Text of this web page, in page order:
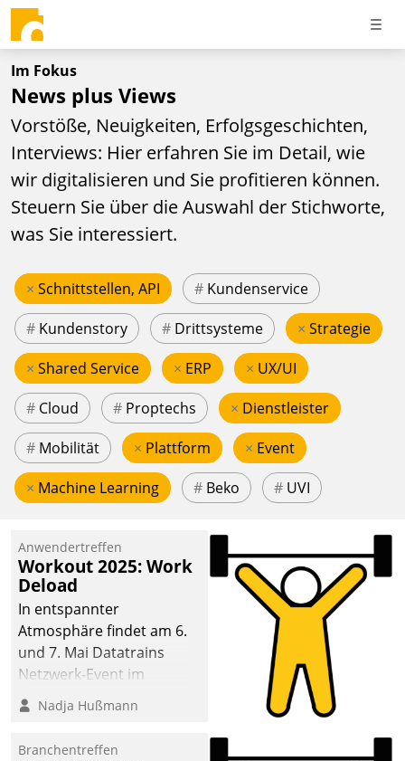
Im Fokus
News plus Views
Vorstöße, Neuigkeiten, Erfolgsgeschichten,
Interviews: Hier erfahren Sie im Detail, wie
wir digitalisieren und Sie profitieren können.
Steuern Sie über die Auswahl der Stichworte,
was Sie interessiert.
× Schnittstellen, API # Kundenservice
# Kundenstory # Drittsysteme × Strategie
× Shared Service × ERP × UX/UI
# Cloud # Proptechs × Dienstleister
# Mobilität × Plattform × Event
× Machine Learning # Beko # UVI
Anwendertreffen
Workout 2025: Work
Deload
In entspannter
Atmosphäre findet am 6.
und 7. Mai Datatrains
Netzwerk-Event im
Kunden- und Partnerkreis
statt. Zentrale Frage: Wie
Nadja Hußmann
Branchentreffen